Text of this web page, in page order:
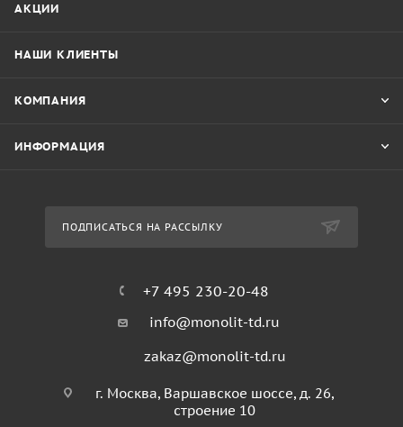
АКЦИИ
НАШИ КЛИЕНТЫ
КОМПАНИЯ
ИНФОРМАЦИЯ
ПОДПИСАТЬСЯ НА РАССЫЛКУ
+7 495 230-20-48
info@monolit-td.ru
zakaz@monolit-td.ru
г. Москва, Варшавское шоссе, д. 26,
строение 10